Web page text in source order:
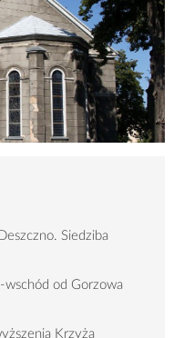
Siedziba
wschód od Gorzowa
Krzyża